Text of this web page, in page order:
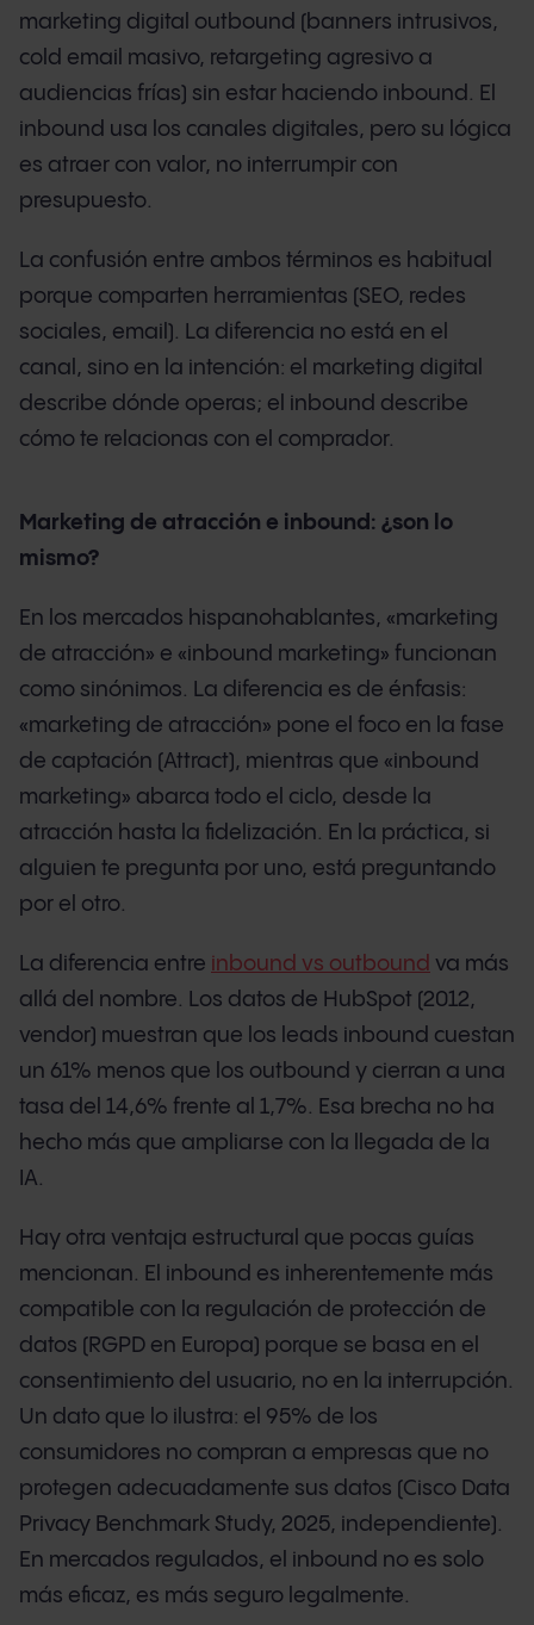
marketing digital outbound (banners intrusivos,
cold email masivo, retargeting agresivo a
audiencias frías) sin estar haciendo inbound. El
inbound usa los canales digitales, pero su lógica
es atraer con valor, no interrumpir con
presupuesto.
La confusión entre ambos términos es habitual
porque comparten herramientas (SEO, redes
sociales, email). La diferencia no está en el
canal, sino en la intención: el marketing digital
describe dónde operas; el inbound describe
cómo te relacionas con el comprador.
Marketing de atracción e inbound: ¿son lo
mismo?
En los mercados hispanohablantes, «marketing
de atracción» e «inbound marketing» funcionan
como sinónimos. La diferencia es de énfasis:
«marketing de atracción» pone el foco en la fase
de captación (Attract), mientras que «inbound
marketing» abarca todo el ciclo, desde la
atracción hasta la fidelización. En la práctica, si
alguien te pregunta por uno, está preguntando
por el otro.
La diferencia entre inbound vs outbound va más
allá del nombre. Los datos de HubSpot (2012,
vendor) muestran que los leads inbound cuestan
un 61% menos que los outbound y cierran a una
tasa del 14,6% frente al 1,7%. Esa brecha no ha
hecho más que ampliarse con la llegada de la
IA.
Hay otra ventaja estructural que pocas guías
mencionan. El inbound es inherentemente más
compatible con la regulación de protección de
datos (RGPD en Europa) porque se basa en el
consentimiento del usuario, no en la interrupción.
Un dato que lo ilustra: el 95% de los
consumidores no compran a empresas que no
protegen adecuadamente sus datos (Cisco Data
Privacy Benchmark Study, 2025, independiente).
En mercados regulados, el inbound no es solo
más eficaz, es más seguro legalmente.